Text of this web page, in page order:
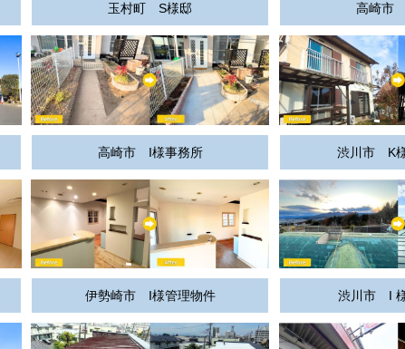
玉村町 S様邸 高崎市
高崎市 I様事務所 渋川市 K
伊勢崎市 I様管理物件 渋川市 I